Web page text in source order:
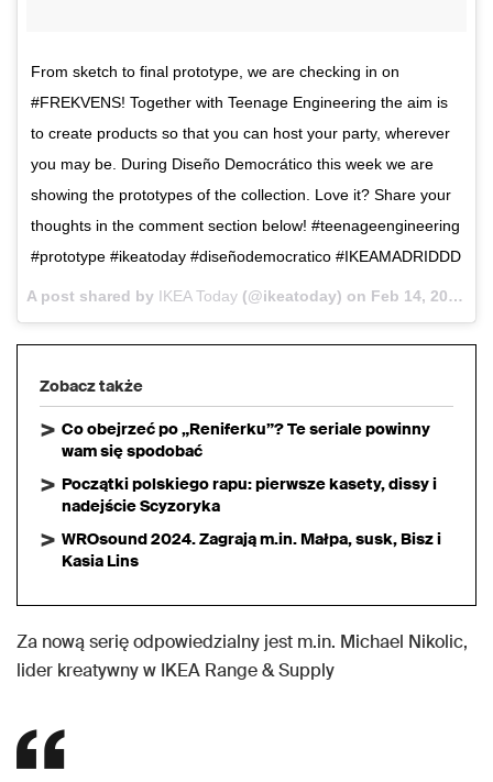
From sketch to final prototype, we are checking in on
#FREKVENS! Together with Teenage Engineering the aim is
to create products so that you can host your party, wherever
you may be. During Diseño Democrático this week we are
showing the prototypes of the collection. Love it? Share your
thoughts in the comment section below! #teenageengineering
#prototype #ikeatoday #diseñodemocratico #IKEAMADRIDDD
A post shared by IKEA Today (@ikeatoday) on Feb 14, 2018 at 7:10am PST
Zobacz także
Co obejrzeć po „Reniferku”? Te seriale powinny
wam się spodobać
Początki polskiego rapu: pierwsze kasety, dissy i
nadejście Scyzoryka
WROsound 2024. Zagrają m.in. Małpa, susk, Bisz i
Kasia Lins
Za nową serię odpowiedzialny jest m.in. Michael Nikolic,
lider kreatywny w IKEA Range & Supply